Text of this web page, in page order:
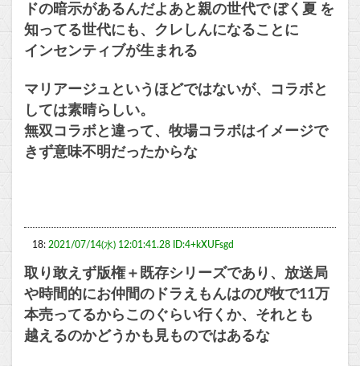
ドの暗示があるんだよあと親の世代で ぼく夏 を
知ってる世代にも、クレしんになることに
インセンティブが生まれる
マリアージュというほどではないが、コラボと
しては素晴らしい。
無双コラボと違って、牧場コラボはイメージで
きず意味不明だったからな
18: 2021/07/14(水) 12:01:41.28 ID:4+kXUFsgd
取り敢えず版権＋既存シリーズであり、放送局
や時間的にお仲間のドラえもんはのび牧で11万
本売ってるからこのぐらい行くか、それとも
越えるのかどうかも見ものではあるな